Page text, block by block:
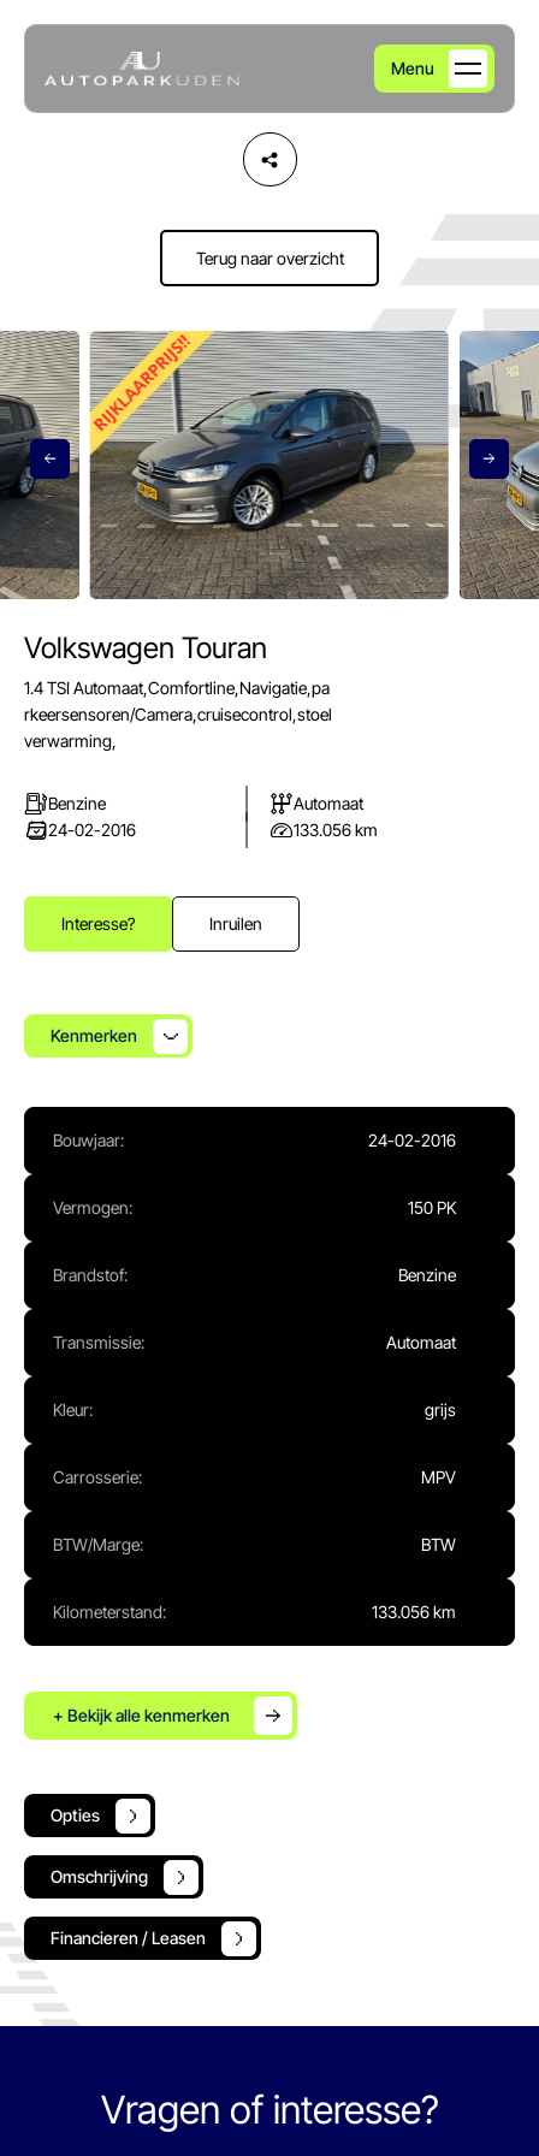
Menu
Aanbod
Over ons
Verkocht
Contact
E-mail
info@autoparkuden.nl
Telefoon
Adres
Openingstijden verkoop
Ma - Vr:08.00 - 17.00
Zo:
Gesloten
Openingstijden werkplaats
Gesloten
Terug naar overzicht
Volkswagen Touran
1.4 TSI Automaat,Comfortline,Navigatie,pa
rkeersensoren/Camera,cruisecontrol,stoel
verwarming,
Benzine
Automaat
24-02-2016
133.056 km
Interesse? Inruilen
Kenmerken
Bouwjaar: 24-02-2016
Vermogen: 150 PK
Brandstof: Benzine
Transmissie: Automaat
Kleur: grijs
Carrosserie: MPV
BTW/Marge: BTW
Kilometerstand: 133.056 km
+ Bekijk alle kenmerken
Opties
Omschrijving
Financieren / Leasen
Vragen of interesse?